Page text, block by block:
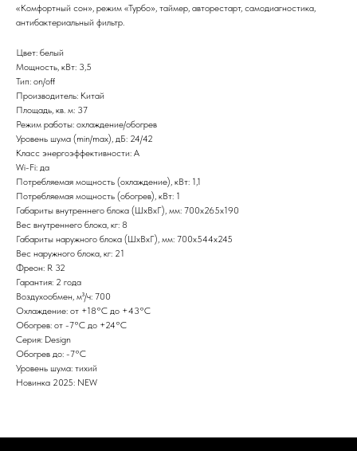
«Комфортный сон», режим «Турбо», таймер, авторестарт, самодиагностика,
антибактериальный фильтр.
Цвет: белый
Мощность, кВт: 3,5
Тип: on/off
Производитель: Китай
Площадь, кв. м: 37
Режим работы: охлаждение/обогрев
Уровень шума (min/max), дБ: 24/42
Класс энергоэффективности: A
Wi-Fi: да
Потребляемая мощность (охлаждение), кВт: 1,1
Потребляемая мощность (обогрев), кВт: 1
Габариты внутреннего блока (ШxВxГ), мм: 700x265x190
Вес внутреннего блока, кг: 8
Габариты наружного блока (ШxВxГ), мм: 700х544х245
Вес наружного блока, кг: 21
Фреон: R 32
Гарантия: 2 года
Воздухообмен, м³/ч: 700
Охлаждение: от +18°С до +43°С
Обогрев: от -7°С до +24°С
Серия: Design
Обогрев до: -7°С
Уровень шума: тихий
Новинка 2025: NEW